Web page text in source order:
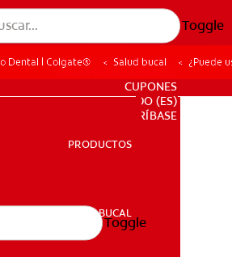
Toggle
SALUD BUCAL
PARA PROFESIONALES
CUPONES
DO (ES)
SUSCRÍBASE
PRODUCTOS
SALUD BUCAL
Toggle
Dental | Colgate® Salud bucal ¿Puede
contraer
comer
azúcar?